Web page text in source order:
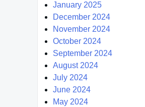
January 2025
December 2024
November 2024
October 2024
September 2024
August 2024
July 2024
June 2024
May 2024